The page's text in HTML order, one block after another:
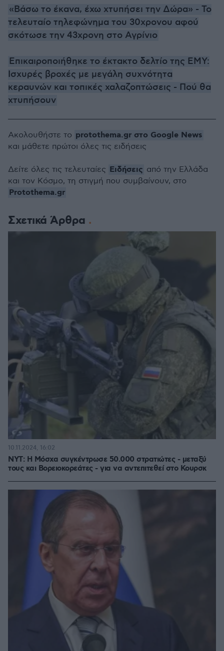
«Βάσω το έκανα, έχω χτυπήσει την Δώρα» - Το
τελευταίο τηλεφώνημα του 30χρονου αφού
σκότωσε την 43χρονη στο Αγρίνιο
Επικαιροποιήθηκε το έκτακτο δελτίο της ΕΜΥ:
Ισχυρές βροχές με μεγάλη συχνότητα
κεραυνών και τοπικές χαλαζοπτώσεις - Πού θα
χτυπήσουν
Σχετικά Άρθρα
NYT: Η Μόσχα συγκέντρωσε 50.000 στρατιώτες - μεταξύ
τους και Βορειοκορεάτες - για να αντεπιτεθεί στο Κουρσκ
10.11.2024, 16:02
Ακολουθήστε το protothema.gr στο Google News
και μάθετε πρώτοι όλες τις ειδήσεις
Δείτε όλες τις τελευταίες Ειδήσεις από την Ελλάδα
και τον Κόσμο, τη στιγμή που συμβαίνουν, στο
Protothema.gr